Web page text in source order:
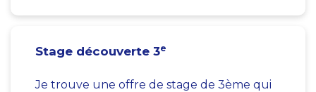
Stage découverte 3e
Je trouve une offre de stage de 3ème qui